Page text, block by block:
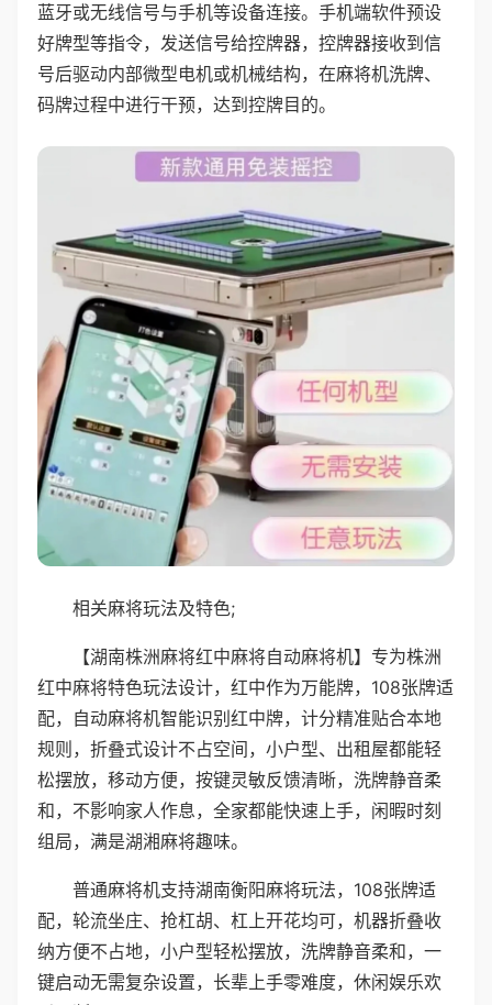
蓝牙或无线信号与手机等设备连接。手机端软件预设
好牌型等指令，发送信号给控牌器，控牌器接收到信
号后驱动内部微型电机或机械结构，在麻将机洗牌、
码牌过程中进行干预，达到控牌目的。
相关麻将玩法及特色;
【湖南株洲麻将红中麻将自动麻将机】专为株洲
红中麻将特色玩法设计，红中作为万能牌，108张牌适
配，自动麻将机智能识别红中牌，计分精准贴合本地
规则，折叠式设计不占空间，小户型、出租屋都能轻
松摆放，移动方便，按键灵敏反馈清晰，洗牌静音柔
和，不影响家人作息，全家都能快速上手，闲暇时刻
组局，满是湖湘麻将趣味。
普通麻将机支持湖南衡阳麻将玩法，108张牌适
配，轮流坐庄、抢杠胡、杠上开花均可，机器折叠收
纳方便不占地，小户型轻松摆放，洗牌静音柔和，一
键启动无需复杂设置，长辈上手零难度，休闲娱乐欢